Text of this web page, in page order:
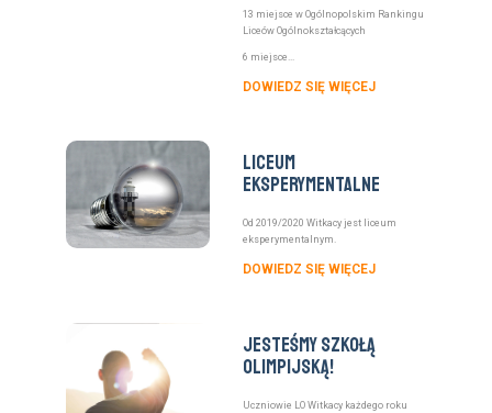
13 miejsce w Ogólnopolskim Rankingu
Liceów Ogólnokształcących
6 miejsce...
DOWIEDZ SIĘ WIĘCEJ
Liceum
eksperymentalne
Od 2019/2020 Witkacy jest liceum
eksperymentalnym.
DOWIEDZ SIĘ WIĘCEJ
Jesteśmy szkołą
olimpijską!
Uczniowie LO Witkacy każdego roku